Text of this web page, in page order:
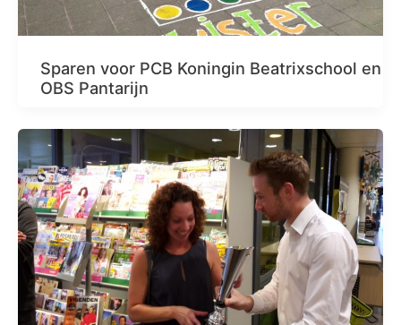
Sparen voor PCB Koningin Beatrixschool en
OBS Pantarijn